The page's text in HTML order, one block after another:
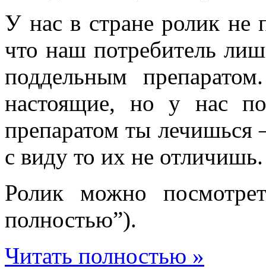
У нас в стране ролик не
что наш потребитель
поддельным
настоящие, но у нас
препаратом ты
с виду то их не отличишь.
Ролик можно
полностью”).
Читать полностью »